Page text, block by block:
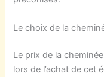
Le choix de la
Le prix de la
lors de l’achat de cet